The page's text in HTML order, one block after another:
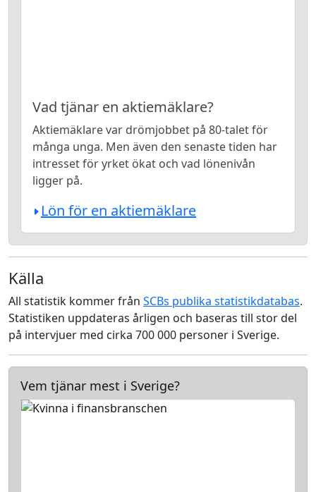
Vad tjänar en aktiemäklare?
Aktiemäklare var drömjobbet på 80-talet för
många unga. Men även den senaste tiden har
intresset för yrket ökat och vad lönenivån
ligger på.
Lön för en aktiemäklare
Källa
All statistik kommer från SCBs publika statistikdatabas.
Statistiken uppdateras årligen och baseras till stor del
på intervjuer med cirka 700 000 personer i Sverige.
Vem tjänar mest i Sverige?